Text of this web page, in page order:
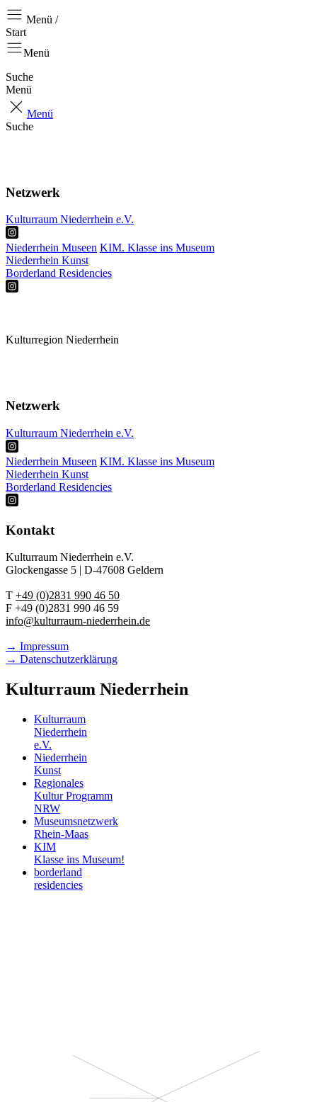
Menü /
Start
Menü
Suche
Menü
Menü
Suche
Netzwerk
Kulturraum Niederrhein e.V.
Niederrhein Museen KIM. Klasse ins Museum
Niederrhein Kunst
Borderland Residencies
Kulturregion Niederrhein
Netzwerk
Kulturraum Niederrhein e.V.
Niederrhein Museen KIM. Klasse ins Museum
Niederrhein Kunst
Borderland Residencies
Kontakt
Kulturraum Niederrhein e.V.
Glockengasse 5 | D-47608 Geldern
T +49 (0)2831 990 46 50
F +49 (0)2831 990 46 59
info@kulturraum-niederrhein.de
→ Impressum
→ Datenschutzerklärung
Kulturraum Niederrhein
Kulturraum
Niederrhein
e.V.
Niederrhein
Kunst
Regionales
Kultur Programm
NRW
Museumsnetzwerk
Rhein-Maas
KIM
Klasse ins Museum!
borderland
residencies